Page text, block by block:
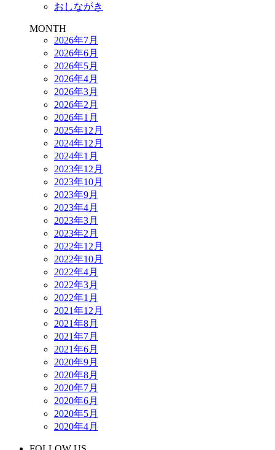
おしながき
MONTH
2026年7月
2026年6月
2026年5月
2026年4月
2026年3月
2026年2月
2026年1月
2025年12月
2024年12月
2024年1月
2023年12月
2023年10月
2023年9月
2023年4月
2023年3月
2023年2月
2022年12月
2022年10月
2022年4月
2022年3月
2022年1月
2021年12月
2021年8月
2021年7月
2021年6月
2020年9月
2020年8月
2020年7月
2020年6月
2020年5月
2020年4月